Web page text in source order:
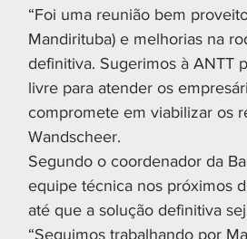
“Foi uma reunião bem
Mandirituba) e melhorias na
definitiva. Sugerimos à ANTT
livre para atender os
compromete em viabilizar os
Wandscheer.
Segundo o coordenador da
equipe técnica nos próximos
até que a solução definitiva
“Seguimos trabalhando por